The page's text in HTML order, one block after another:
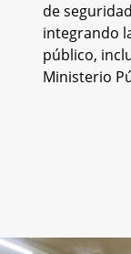
de
integrando
público,
Ministerio